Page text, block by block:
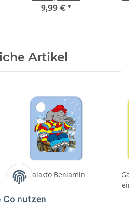
Co nutzen
9,99 € *
Artikel
Galakto Benjamin
Blümchen - Benjamin
Wetterelefant
9,99 €